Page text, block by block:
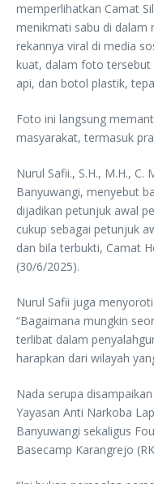
memperlihatkan Camat
menikmati sabu di dalam
rekannya viral di media
kuat, dalam foto tersebut
api, dan botol plastik,
Foto ini langsung
masyarakat, termasuk
Nurul Safii., S.H., M.H., C.
Banyuwangi, menyebut
dijadikan petunjuk awal
cukup sebagai petunjuk
dan bila terbukti, Camat
(30/6/2025).
Nurul Safii juga
“Bagaimana mungkin
terlibat dalam
harapkan dari wilayah
Nada serupa
Yayasan Anti Narkoba
Banyuwangi sekaligus
Basecamp Karangrejo